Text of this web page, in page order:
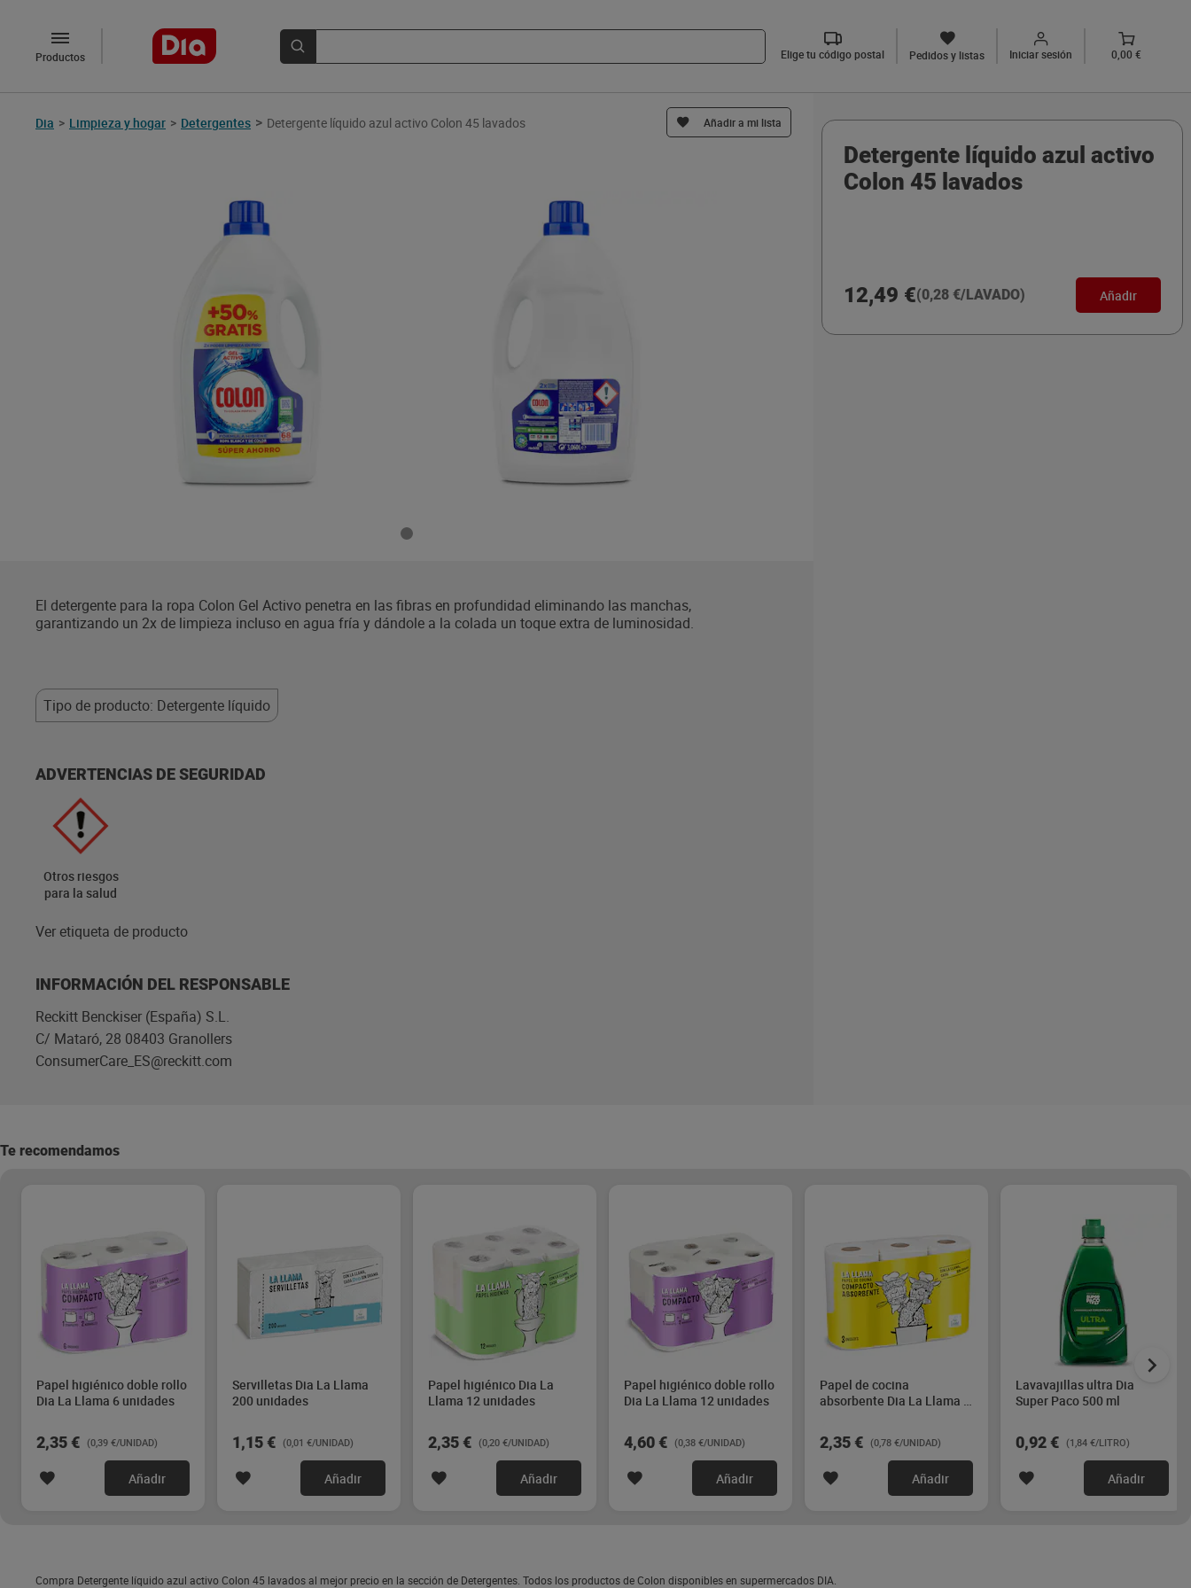
Productos Elige tu código postal Pedidos y listas Iniciar sesión 0,00 €
Dia > Limpieza y hogar > Detergentes > Detergente líquido azul activo Colon 45 lavados Añadir a mi lista
El detergente para la ropa Colon Gel Activo penetra en las fibras en profundidad eliminando las manchas,
garantizando un 2x de limpieza incluso en agua fría y dándole a la colada un toque extra de luminosidad.
Tipo de producto: Detergente líquido
ADVERTENCIAS DE SEGURIDAD
Otros riesgos
para la salud
Ver etiqueta de producto
INFORMACIÓN DEL RESPONSABLE
Reckitt Benckiser (España) S.L.
C/ Mataró, 28 08403 Granollers
ConsumerCare_ES@reckitt.com
Detergente líquido azul activo
Colon 45 lavados
12,49 €(0,28 €/LAVADO) Añadir
Te recomendamos
Papel higiénico doble rollo
Dia La Llama 6 unidades
2,35 € (0,39 €/UNIDAD)
Añadir
Servilletas Dia La Llama
200 unidades
1,15 € (0,01 €/UNIDAD)
Añadir
Papel higiénico Dia La
Llama 12 unidades
2,35 € (0,20 €/UNIDAD)
Añadir
Papel higiénico doble rollo
Dia La Llama 12 unidades
4,60 € (0,38 €/UNIDAD)
Añadir
Papel de cocina
absorbente Dia La Llama 3
2,35 € (0,78 €/UNIDAD)
Añadir
Lavavajillas ultra Dia
Super Paco 500 ml
0,92 € (1,84 €/LITRO)
Añadir
Compra Detergente líquido azul activo Colon 45 lavados al mejor precio en la sección de Detergentes. Todos los productos de Colon disponibles en supermercados DIA.